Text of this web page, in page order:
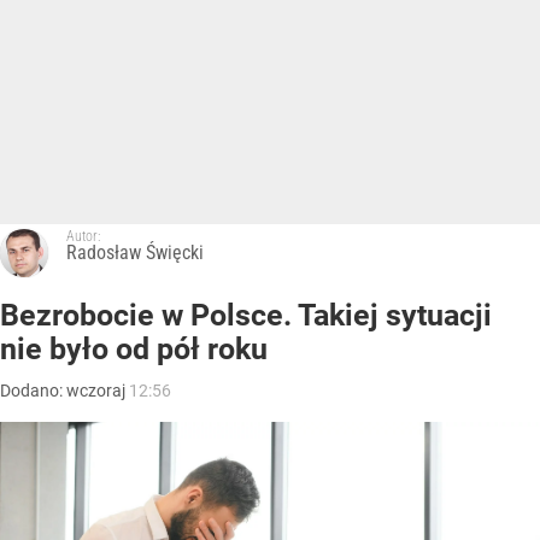
Autor:
Radosław Święcki
Bezrobocie w Polsce. Takiej sytuacji
nie było od pół roku
Dodano:wczoraj 12:56